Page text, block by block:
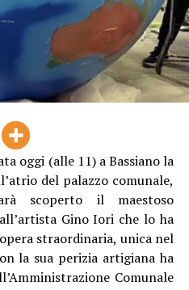
oggi (alle 11) a Bassiano la
del palazzo comunale,
scoperto il maestoso
Gino Iori che lo ha
straordinaria, unica nel
la sua perizia artigiana ha
Comunale